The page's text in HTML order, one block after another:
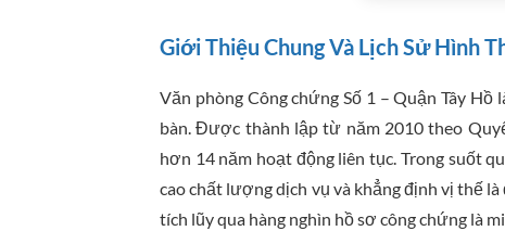
Giới Thiệu Chung Và Lịch Sử Hình
Văn phòng Công chứng Số 1 – Quận Tây
bàn. Được thành lập từ năm 2010 theo
hơn 14 năm hoạt động liên tục. Trong suốt
cao chất lượng dịch vụ và khẳng định vị thế
tích lũy qua hàng nghìn hồ sơ công chứng là